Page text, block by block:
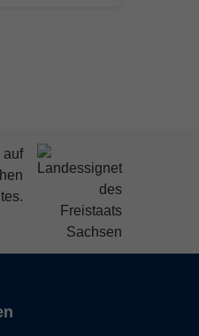
auf